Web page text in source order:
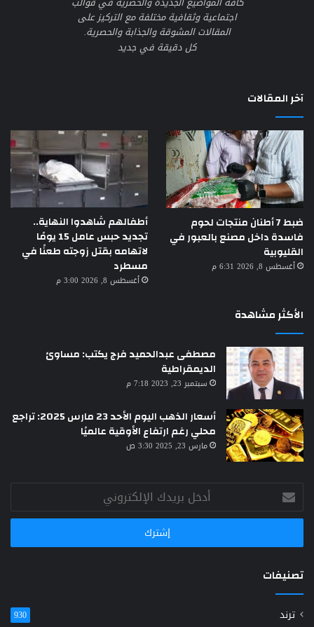
اجتماعية وثقافية مختلفة مع التركيز على
المقالات المشوقة والجذابة والحصرية.
كل دقيقة في جديد
آخر المقالات
ضبط 7 أطنان منتجات لحوم
فاسدة داخل مصنع بالعبور في
القليوبية
أغسطس 8, 2026 6:31 م
أطفالهم شاهدوا النهاية..
تجديد حبس عامل 15 يومًا
لاتهامه بقتل زوجته طعنًا في
مسطرد
أغسطس 8, 2026 3:00 م
الأكثر مشاهدة
مصطفى عبدالحميد فرج يكتب: مساوئ
الديمقراطية
سبتمبر 23, 2023 7:18 م
أسعار الذهب اليوم الأحد 23 مارس 2025: تراجع
محلي رغم ارتفاع الأوقية عالميًا
مارس 23, 2025 3:30 ص
أدخل
بريدك
الإلكتروني
تصنيفات
ترند 930